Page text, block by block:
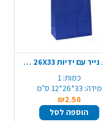
שקית נייר עם ידיות 26X33 ס"מ - כחול
כמות: 1
מידה: 33*26*12 ס"מ
₪2.50
הוספה לסל